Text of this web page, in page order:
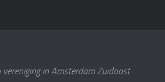
in Amsterdam Zuidoost